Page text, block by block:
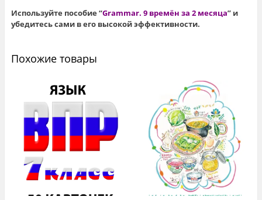
Используйте пособие “Grammar. 9 времён за 2 месяца” и
убедитесь сами в его высокой эффективности.
Похожие товары